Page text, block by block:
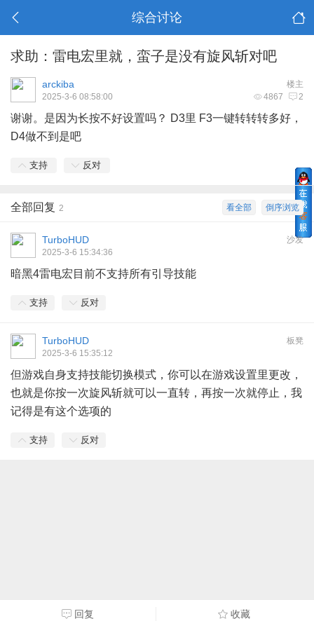
综合讨论
求助：雷电宏里就，蛮子是没有旋风斩对吧
楼主
arckiba
4867 2
2025-3-6 08:58:00
谢谢。是因为长按不好设置吗？ D3里 F3一键转转转多好，
D4做不到是吧
支持 反对
倒序浏览
看全部
全部回复 2
沙发
TurboHUD
2025-3-6 15:34:36
暗黑4雷电宏目前不支持所有引导技能
支持 反对
板凳
TurboHUD
2025-3-6 15:35:12
但游戏自身支持技能切换模式，你可以在游戏设置里更改，
也就是你按一次旋风斩就可以一直转，再按一次就停止，我
记得是有这个选项的
支持 反对
回复 收藏